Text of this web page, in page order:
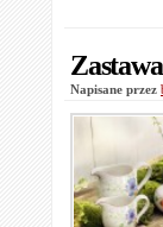
Napisane przez